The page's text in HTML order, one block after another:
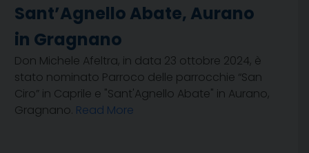
Sant’Agnello Abate, Aurano
in Gragnano
Don Michele Afeltra, in data 23 ottobre 2024, è
stato nominato Parroco delle parrocchie “San
Ciro” in Caprile e "Sant'Agnello Abate" in Aurano,
Gragnano. Read More